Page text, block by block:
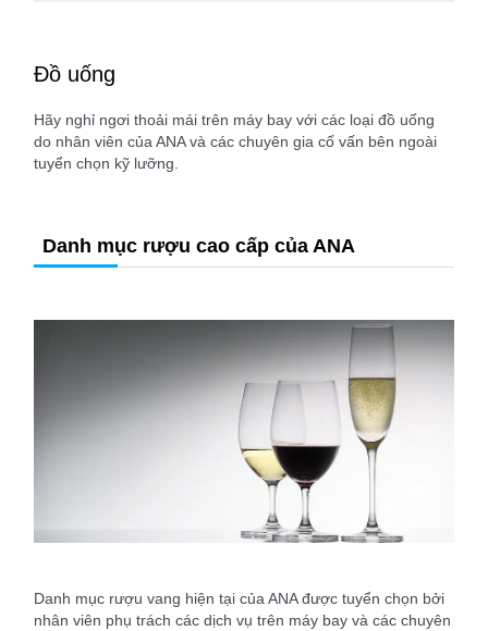
Đồ uống
Hãy nghỉ ngơi thoải mái trên máy bay với các loại đồ uống
do nhân viên của ANA và các chuyên gia cố vấn bên ngoài
tuyển chọn kỹ lưỡng.
Danh mục rượu cao cấp của ANA
Danh mục rượu vang hiện tại của ANA được tuyển chọn bởi
nhân viên phụ trách các dịch vụ trên máy bay và các chuyên